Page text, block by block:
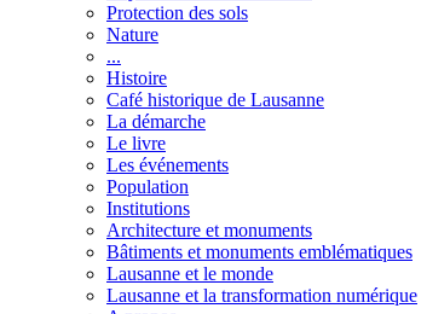
Protection des sols
Nature
...
Histoire
Café historique de Lausanne
La démarche
Le livre
Les événements
Population
Institutions
Architecture et monuments
Bâtiments et monuments emblématiques
Lausanne et le monde
Lausanne et la transformation numérique